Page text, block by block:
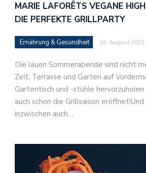
MARIE LAFORÊTS VEGANE
DIE PERFEKTE GRILLPARTY
Ernährung & Gesundheit 16. August 2021
Die lauen Sommerabende sind nicht
Zeit, Terrasse und Garten auf
Gartentisch und -stühle
auch schon die Grillsaison
inzwischen auch…